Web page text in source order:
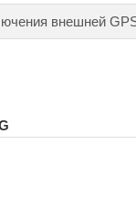
внешней